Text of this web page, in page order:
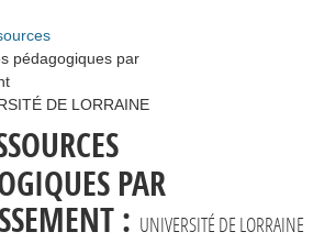
pédagogiques par
DE LORRAINE
PAR
: UNIVERSITÉ DE LORRAINE